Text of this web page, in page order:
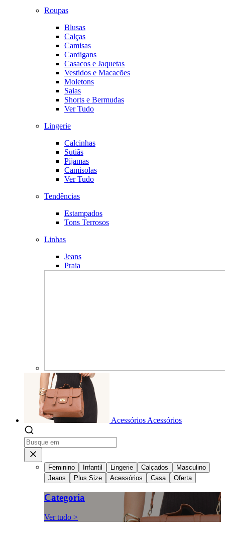
Roupas
Blusas
Calças
Camisas
Cardigans
Casacos e Jaquetas
Vestidos e Macacões
Moletons
Saias
Shorts e Bermudas
Ver Tudo
Lingerie
Calcinhas
Sutiãs
Pijamas
Camisolas
Ver Tudo
Tendências
Estampados
Tons Terrosos
Linhas
Jeans
Praia
Acessórios Acessórios
Feminino Infantil Lingerie Calçados
Masculino
Jeans
Plus Size Acessórios Casa Oferta
Categoria
Ver tudo >